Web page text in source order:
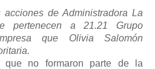
de Administradora La
pertenecen a 21.21 Grupo
que Olivia Salomón
que no formaron parte de la